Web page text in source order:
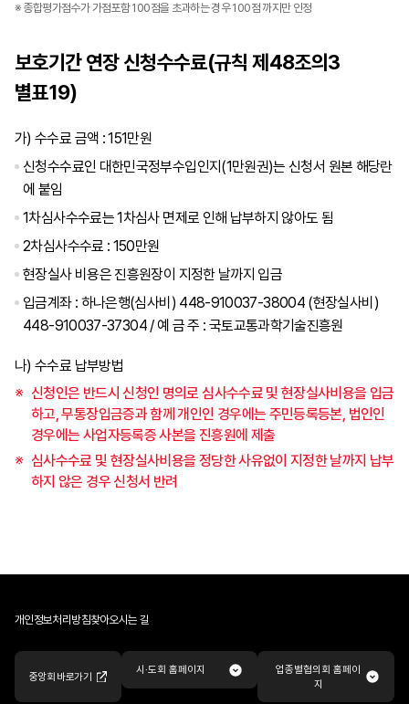
※ 종합평가점수가 가점포함 100점을 초과하는 경우 100점 까지만 인정
보호기간 연장 신청수수료(규칙 제48조의3
별표19)
가) 수수료 금액 : 151만원
신청수수료인 대한민국정부수입인지(1만원권)는 신청서 원본 해당란
에 붙임
1차심사수수료는 1차심사 면제로 인해 납부하지 않아도 됨
2차심사수수료 : 150만원
현장실사 비용은 진흥원장이 지정한 날까지 입금
입금계좌 : 하나은행(심사비) 448-910037-38004 (현장실사비)
448-910037-37304 / 예 금 주 : 국토교통과학기술진흥원
나) 수수료 납부방법
신청인은 반드시 신청인 명의로 심사수수료 및 현장실사비용을 입금
하고, 무통장입금증과 함께 개인인 경우에는 주민등록등본, 법인인
경우에는 사업자등록증 사본을 진흥원에 제출
심사수수료 및 현장실사비용을 정당한 사유없이 지정한 날까지 납부
하지 않은 경우 신청서 반려
개인정보처리방침찾아오시는 길
중앙회 바로가기
시·도회 홈페이지
업종별협의회 홈페이
지